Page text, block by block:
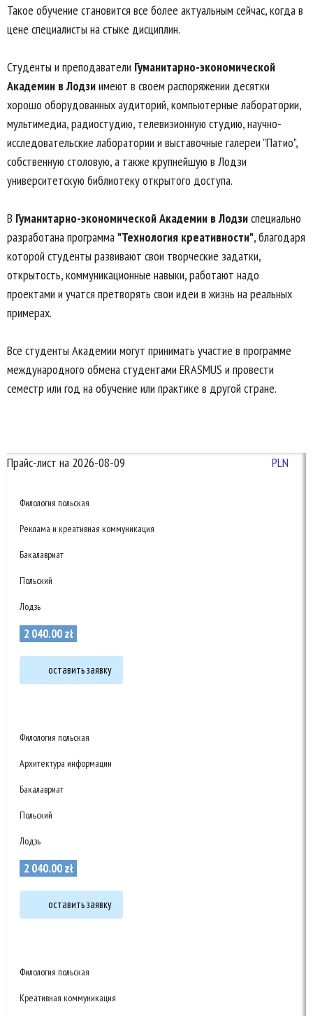
Такое обучение становится все более актуальным сейчас, когда в
цене специалисты на стыке дисциплин.
Студенты и преподаватели Гуманитарно-экономической
Академии в Лодзиимеют в своем распоряжении десятки
хорошо оборудованных аудиторий, компьютерные лаборатории,
мультимедиа, радиостудию, телевизионную студию, научно-
исследовательские лаборатории и выставочные галереи "Патио",
собственную столовую, а также крупнейшую в Лодзи
университетскую библиотеку открытого доступа.
В Гуманитарно-экономической Академии в Лодзиспециально
разработана программа "Технология креативности", благодаря
которой студенты развивают свои творческие задатки,
открытость, коммуникационные навыки, работают надо
проектами и учатся претворять свои идеи в жизнь на реальных
примерах.
Все студенты Академии могут принимать участие в программе
международного обмена студентами ERASMUS и провести
семестр или год на обучение или практике в другой стране.
Прайс-лист на 2026-08-09 PLN
Филология польская
Реклама и креативная коммуникация
Бакалавриат
Польский
Лодзь
2 040.00zł
оставить заявку
Филология польская
Архитектура информации
Бакалавриат
Польский
Лодзь
2 040.00zł
оставить заявку
Филология польская
Креативная коммуникация